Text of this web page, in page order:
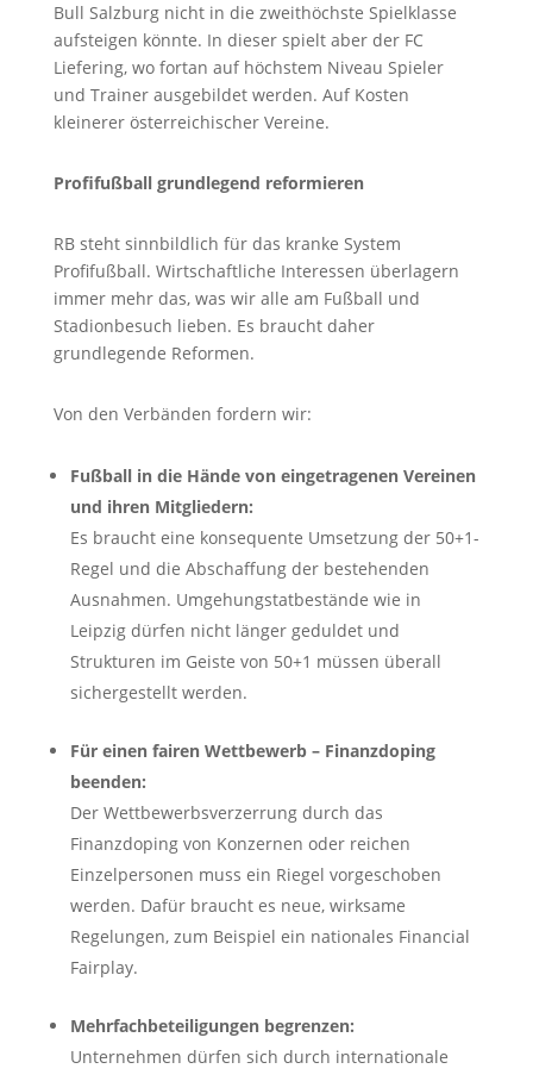
Bull Salzburg nicht in die zweithöchste Spielklasse
aufsteigen könnte. In dieser spielt aber der FC
Liefering, wo fortan auf höchstem Niveau Spieler
und Trainer ausgebildet werden. Auf Kosten
kleinerer österreichischer Vereine.
Profifußball grundlegend reformieren
RB steht sinnbildlich für das kranke System
Profifußball. Wirtschaftliche Interessen überlagern
immer mehr das, was wir alle am Fußball und
Stadionbesuch lieben. Es braucht daher
grundlegende Reformen.
Von den Verbänden fordern wir:
Fußball in die Hände von eingetragenen Vereinen
und ihren Mitgliedern:
Es braucht eine konsequente Umsetzung der 50+1-
Regel und die Abschaffung der bestehenden
Ausnahmen. Umgehungstatbestände wie in
Leipzig dürfen nicht länger geduldet und
Strukturen im Geiste von 50+1 müssen überall
sichergestellt werden.
Für einen fairen Wettbewerb – Finanzdoping
beenden:
Der Wettbewerbsverzerrung durch das
Finanzdoping von Konzernen oder reichen
Einzelpersonen muss ein Riegel vorgeschoben
werden. Dafür braucht es neue, wirksame
Regelungen, zum Beispiel ein nationales Financial
Fairplay.
Mehrfachbeteiligungen begrenzen:
Unternehmen dürfen sich durch internationale